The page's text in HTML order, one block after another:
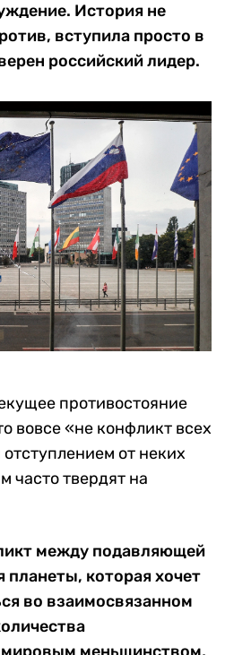
История не
вступила просто в
российский лидер.
противостояние
вовсе «не конфликт всех
от неких
часто твердят на
между подавляющей
планеты, которая хочет
во взаимосвязанном